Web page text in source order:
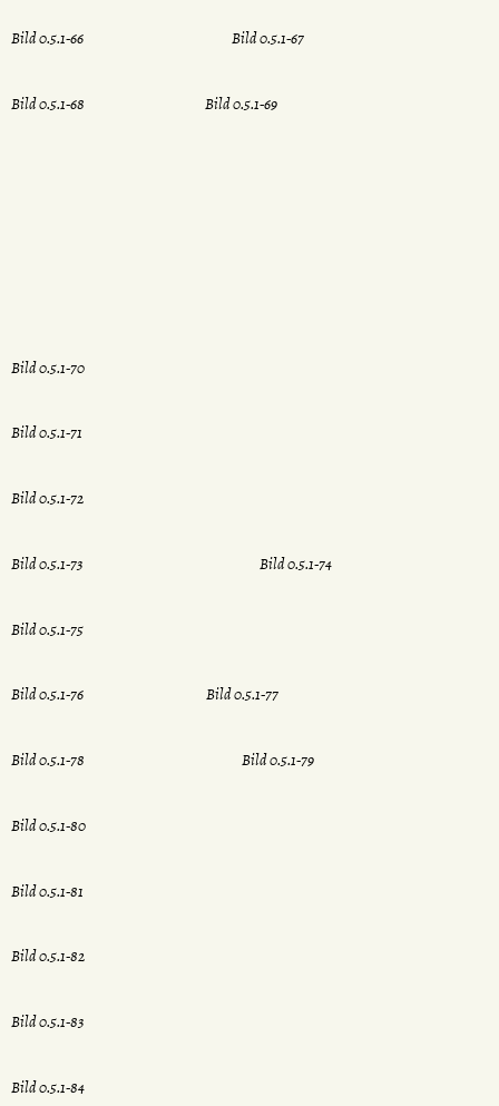
Bild 0.5.1-66 Bild 0.5.1-67
Bild 0.5.1-68 Bild 0.5.1-69
Bild 0.5.1-70
Bild 0.5.1-71
Bild 0.5.1-72
Bild 0.5.1-73 Bild 0.5.1-74
Bild 0.5.1-75
Bild 0.5.1-76 Bild 0.5.1-77
Bild 0.5.1-78 Bild 0.5.1-79
Bild 0.5.1-80
Bild 0.5.1-81
Bild 0.5.1-82
Bild 0.5.1-83
Bild 0.5.1-84